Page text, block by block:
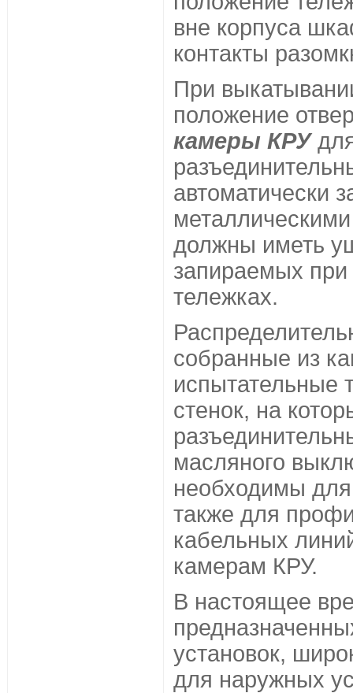
вне корпуса
контакты
При
положение
камеры КРУ
автоматически
должны иметь
запираемых
тележках.
собранные из
испытательные
стенок, на
масляного
необходимы
также для
кабельных
камерам КРУ.
В настоящее
установок,
для наружных